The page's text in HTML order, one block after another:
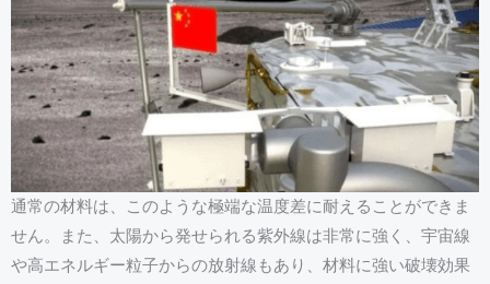
通常の材料は、このような極端な温度差に耐えることができま
せん。また、太陽から発せられる紫外線は非常に強く、宇宙線
や高エネルギー粒子からの放射線もあり、材料に強い破壊効果